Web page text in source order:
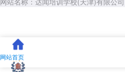
网站首页